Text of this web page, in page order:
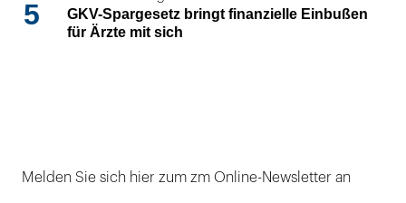
5
GKV-Spargesetz bringt finanzielle Einbußen
für Ärzte mit sich
Melden Sie sich hier zum zm Online-Newsletter an